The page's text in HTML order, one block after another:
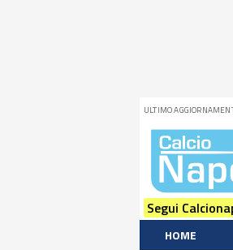
ULTIMO
Segui
HOME